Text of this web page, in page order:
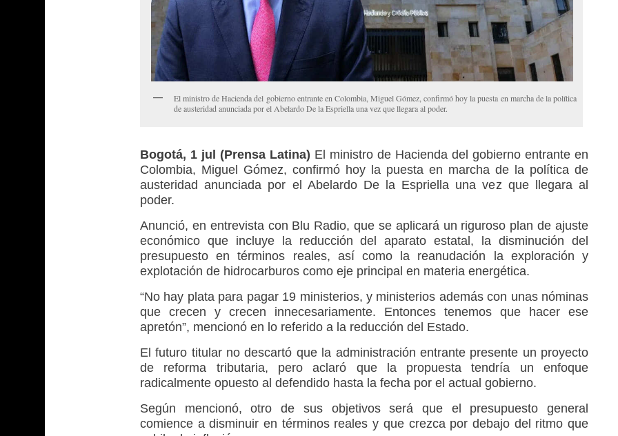
El ministro de Hacienda del gobierno entrante en Colombia, Miguel Gómez, confirmó hoy la puesta en marcha de la política
de austeridad anunciada por el Abelardo De la Espriella una vez que llegara al poder.
Bogotá, 1 jul (Prensa Latina) El ministro de Hacienda del gobierno entrante en
Colombia, Miguel Gómez, confirmó hoy la puesta en marcha de la política de
austeridad anunciada por el Abelardo De la Espriella una vez que llegara al
poder.
Anunció, en entrevista con Blu Radio, que se aplicará un riguroso plan de ajuste
económico que incluye la reducción del aparato estatal, la disminución del
presupuesto en términos reales, así como la reanudación la exploración y
explotación de hidrocarburos como eje principal en materia energética.
“No hay plata para pagar 19 ministerios, y ministerios además con unas nóminas
que crecen y crecen innecesariamente. Entonces tenemos que hacer ese
apretón”, mencionó en lo referido a la reducción del Estado.
El futuro titular no descartó que la administración entrante presente un proyecto
de reforma tributaria, pero aclaró que la propuesta tendría un enfoque
radicalmente opuesto al defendido hasta la fecha por el actual gobierno.
Según mencionó, otro de sus objetivos será que el presupuesto general
comience a disminuir en términos reales y que crezca por debajo del ritmo que